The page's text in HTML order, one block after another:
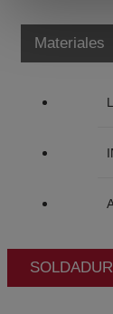
Materiales